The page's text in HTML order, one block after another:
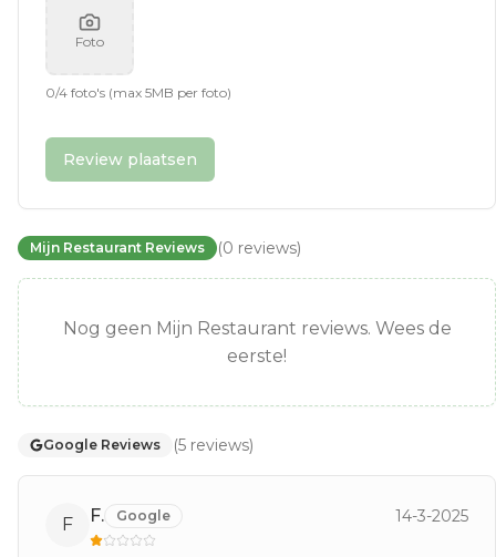
Foto
0/4 foto's (max 5MB per foto)
Review plaatsen
Mijn Restaurant Reviews (0 reviews)
Nog geen Mijn Restaurant reviews. Wees de
eerste!
Google Reviews (5 reviews)
F F. Google 14-3-2025